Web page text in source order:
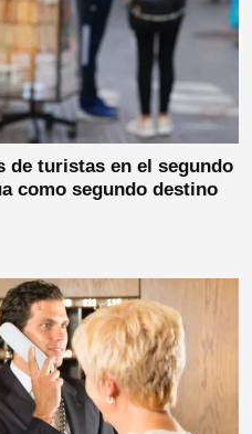
de turistas en el segundo
como segundo destino